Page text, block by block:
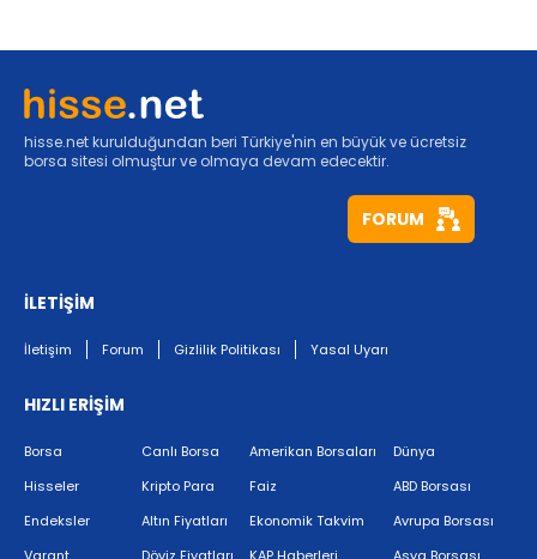
hisse.net kurulduğundan beri Türkiye'nin en büyük ve ücretsiz
borsa sitesi olmuştur ve olmaya devam edecektir.
FORUM
İLETİŞİM
İletişim Forum Gizlilik Politikası Yasal Uyarı
HIZLI ERİŞİM
Borsa
Hisseler
Endeksler
Canlı Borsa
Kripto Para
Altın Fiyatları
Amerikan Borsaları
Faiz
Ekonomik Takvim
Dünya
ABD Borsası
Avrupa Borsası